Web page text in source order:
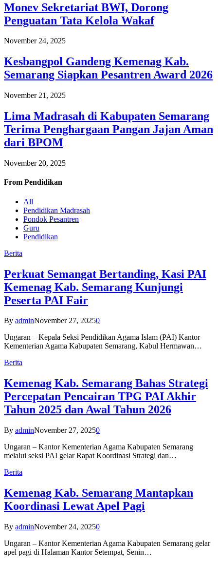
Monev Sekretariat BWI, Dorong
Penguatan Tata Kelola Wakaf
November 24, 2025
Kesbangpol Gandeng Kemenag Kab.
Semarang Siapkan Pesantren Award 2026
November 21, 2025
Lima Madrasah di Kabupaten Semarang
Terima Penghargaan Pangan Jajan Aman
dari BPOM
November 20, 2025
From Pendidikan
All
Pendidikan Madrasah
Pondok Pesantren
Guru
Pendidikan
Berita
Perkuat Semangat Bertanding, Kasi PAI
Kemenag Kab. Semarang Kunjungi
Peserta PAI Fair
By adminNovember 27, 20250
Ungaran – Kepala Seksi Pendidikan Agama Islam (PAI) Kantor
Kementerian Agama Kabupaten Semarang, Kabul Hermawan…
Berita
Kemenag Kab. Semarang Bahas Strategi
Percepatan Pencairan TPG PAI Akhir
Tahun 2025 dan Awal Tahun 2026
By adminNovember 27, 20250
Ungaran – Kantor Kementerian Agama Kabupaten Semarang
melalui seksi PAI gelar Rapat Koordinasi Strategi dan…
Berita
Kemenag Kab. Semarang Mantapkan
Koordinasi Lewat Apel Pagi
By adminNovember 24, 20250
Ungaran – Kantor Kementerian Agama Kabupaten Semarang gelar
apel pagi di Halaman Kantor Setempat, Senin…